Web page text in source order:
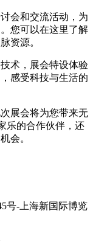
会和交流活动，为
您可以在这里了解
资源。
术，展会特设体验
感受科技与生活的
展会将为您带来无
乐的合作伙伴，还
会。
号-上海新国际博览